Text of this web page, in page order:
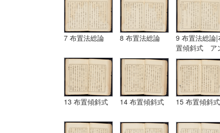
7 布置法総論 8 布置法総論
9 布置法総論|
置傾斜式 ア
ギュラール、
ムポシシヨン
13 布置傾斜式 14 布置傾斜式 15 布置傾斜式